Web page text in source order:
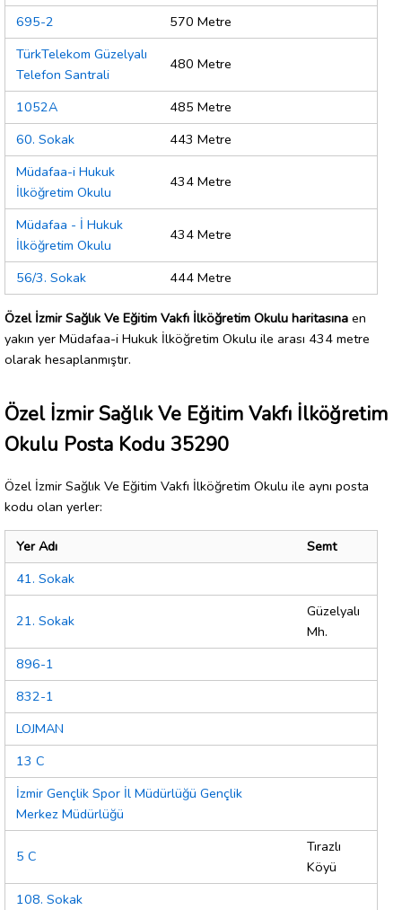
695-2
570 Metre
TürkTelekom Güzelyalı
Telefon Santrali
480 Metre
1052A
485 Metre
60. Sokak
443 Metre
Müdafaa-i Hukuk
İlköğretim Okulu
434 Metre
Müdafaa - İ Hukuk
İlköğretim Okulu
434 Metre
56/3. Sokak 444 Metre
Özel İzmir Sağlık Ve Eğitim Vakfı İlköğretim Okulu haritasına en
yakın yer Müdafaa-i Hukuk İlköğretim Okulu ile arası 434 metre
olarak hesaplanmıştır.
Özel İzmir Sağlık Ve Eğitim Vakfı İlköğretim
Okulu Posta Kodu 35290
Özel İzmir Sağlık Ve Eğitim Vakfı İlköğretim Okulu ile aynı posta
kodu olan yerler:
Yer Adı
Semt
41. Sokak
21. Sokak
Güzelyalı
Mh.
896-1
832-1
LOJMAN
13 C
İzmir Gençlik Spor İl Müdürlüğü Gençlik
Merkez Müdürlüğü
5 C
Tırazlı
Köyü
108. Sokak